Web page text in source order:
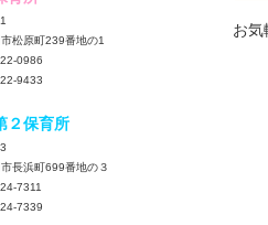
松原町239番地の1
0986
9433
２保育所
長浜町699番地の３
7311
7339
お気